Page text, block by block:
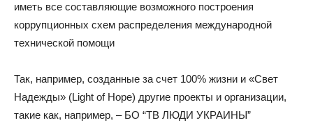
иметь все составляющие возможного построения
коррупционных схем распределения международной
технической помощи
Так, например, созданные за счет 100% жизни и «Свет
Надежды» (Light of Hope) другие проекты и организации,
такие как, например, – БО “ТВ ЛЮДИ УКРАИНЫ”